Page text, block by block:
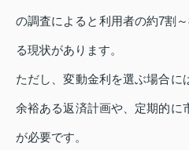
の調査によると利用者の約7割
る現状があります。
ただし、変動金利を選ぶ場合に
余裕ある返済計画や、定期的に
が必要です。